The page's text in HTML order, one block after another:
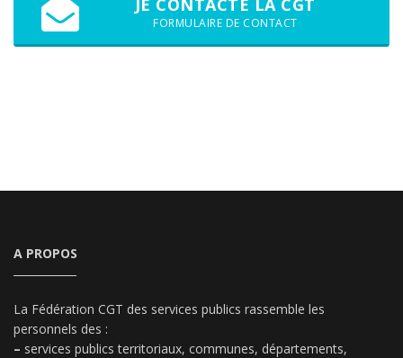
JE CONTACTE LA CGT
FORMULAIRE DE CONTACT
A PROPOS
La Fédération CGT des services publics rassemble les
personnels des :
– services publics territoriaux, communes, départements,